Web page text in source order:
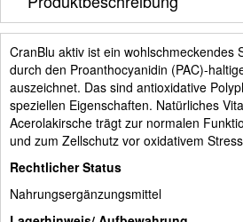
CranBlu aktiv ist ein wohlschmeckendes
durch den Proanthocyanidin (PAC)-
auszeichnet. Das sind antioxidative
speziellen Eigenschaften. Natürliches
Acerolakirsche trägt zur normalen
und zum Zellschutz vor oxidativem Stress
Rechtlicher Status
Nahrungsergänzungsmittel